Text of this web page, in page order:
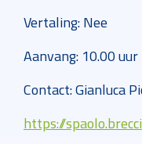
Vertaling: Nee
Aanvang: 10.00 uur
Contact: Gianluca
https://